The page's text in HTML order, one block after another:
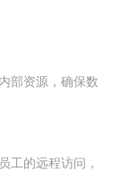
部资源，确保数
工的远程访问，